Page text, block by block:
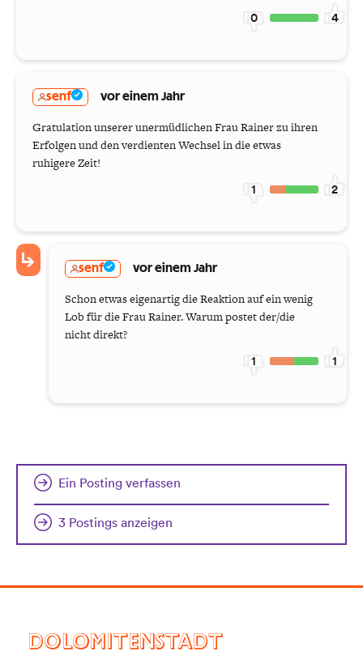
0 4
senf vor einem Jahr
Gratulation unserer unermüdlichen Frau Rainer zu ihren
Erfolgen und den verdienten Wechsel in die etwas
ruhigere Zeit!
1 2
senf vor einem Jahr
Schon etwas eigenartig die Reaktion auf ein wenig
Lob für die Frau Rainer. Warum postet der/die
nicht direkt?
1 1
Ein Posting verfassen
3 Postings anzeigen
DOLOMITENSTADT